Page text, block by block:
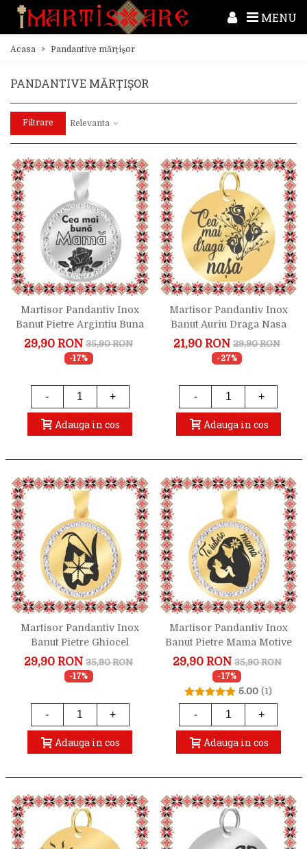
MENU
Acasa > Pandantive mărțișor
PANDANTIVE MĂRȚIȘOR
Filtrare Relevanta
Martisor Pandantiv Inox
Banut Pietre Argintiu Buna
Mama
29,90 RON 35,90 RON
-17%
- +
Adauga in cos
Martisor Pandantiv Inox
Banut Auriu Draga Nasa
21,90 RON 29,90 RON
-27%
- +
Adauga in cos
Martisor Pandantiv Inox
Banut Pietre Ghiocel
Motive Traditionale Auriu
29,90 RON 35,90 RON
-17%
- +
Adauga in cos
Martisor Pandantiv Inox
Banut Pietre Mama Motive
Traditionale Auriu
29,90 RON 35,90 RON
-17%
5.00 (1)
- +
Adauga in cos